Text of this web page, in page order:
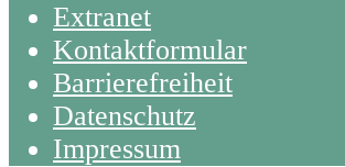
Extranet
Kontaktformular
Barrierefreiheit
Datenschutz
Impressum